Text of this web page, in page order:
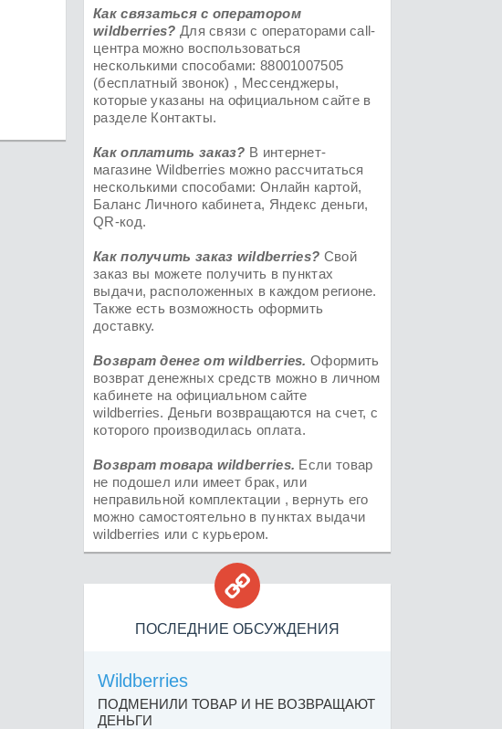
Как связаться с оператором
wildberries? Для связи с операторами call-
центра можно воспользоваться
несколькими способами: 88001007505
(бесплатный звонок) , Мессенджеры,
которые указаны на официальном сайте в
разделе Контакты.
Как оплатить заказ? В интернет-
магазине Wildberries можно рассчитаться
несколькими способами: Онлайн картой,
Баланс Личного кабинета, Яндекс деньги,
QR-код.
Как получить заказ wildberries? Свой
заказ вы можете получить в пунктах
выдачи, расположенных в каждом регионе.
Также есть возможность оформить
доставку.
Возврат денег отwildberries. Оформить
возврат денежных средств можно в личном
кабинете на официальном сайте
wildberries. Деньги возвращаются на счет, с
которого производилась оплата.
Возврат товара wildberries. Если товар
не подошел или имеет брак, или
неправильной комплектации , вернуть его
можно самостоятельно в пунктах выдачи
wildberries или с курьером.

ПОСЛЕДНИЕ ОБСУЖДЕНИЯ
Wildberries
ПОДМЕНИЛИ ТОВАР И НЕ ВОЗВРАЩАЮТ
ДЕНЬГИ